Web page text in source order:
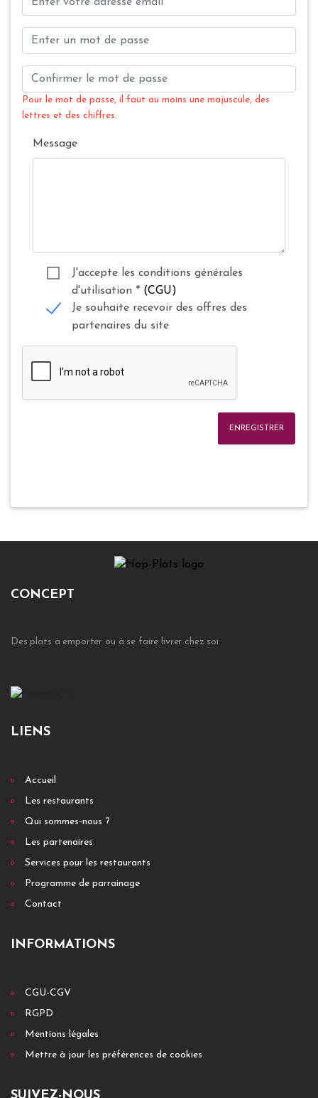
Pour le mot de passe, il faut au moins une majuscule, des
lettres et des chiffres.
Message
J'accepte les conditions générales
d'utilisation * (CGU)
Je souhaite recevoir des offres des
partenaires du site
ENREGISTRER
CONCEPT
Des plats à emporter ou à se faire livrer chez soi
LIENS
Accueil
Les restaurants
Qui sommes-nous ?
Les partenaires
Services pour les restaurants
Programme de parrainage
Contact
INFORMATIONS
CGU-CGV
RGPD
Mentions légales
Mettre à jour les préférences de cookies